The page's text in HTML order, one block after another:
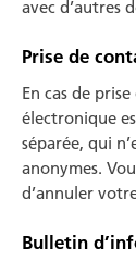
avec d’autres
Prise de
En cas de
électronique
séparée, qui
anonymes.
d’annuler
Bulletin